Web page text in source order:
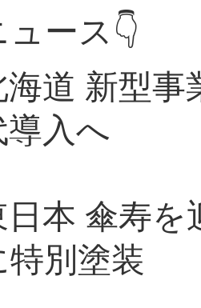
ース👇
道 新型
導入へ
本 傘寿
別塗装